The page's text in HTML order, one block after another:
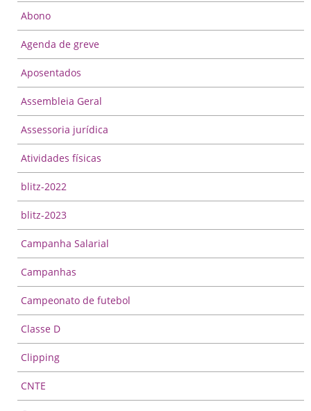
Abono
Agenda de greve
Aposentados
Assembleia Geral
Assessoria jurídica
Atividades físicas
blitz-2022
blitz-2023
Campanha Salarial
Campanhas
Campeonato de futebol
Classe D
Clipping
CNTE